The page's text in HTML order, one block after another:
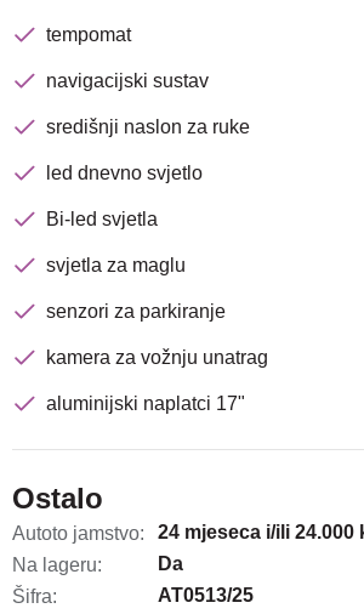
tempomat
navigacijski sustav
središnji naslon za ruke
led dnevno svjetlo
Bi-led svjetla
svjetla za maglu
senzori za parkiranje
kamera za vožnju unatrag
aluminijski naplatci 17"
Ostalo
Autoto jamstvo:
24 mjeseca i/ili 24.000
Na lageru:
Da
Šifra:
AT0513/25